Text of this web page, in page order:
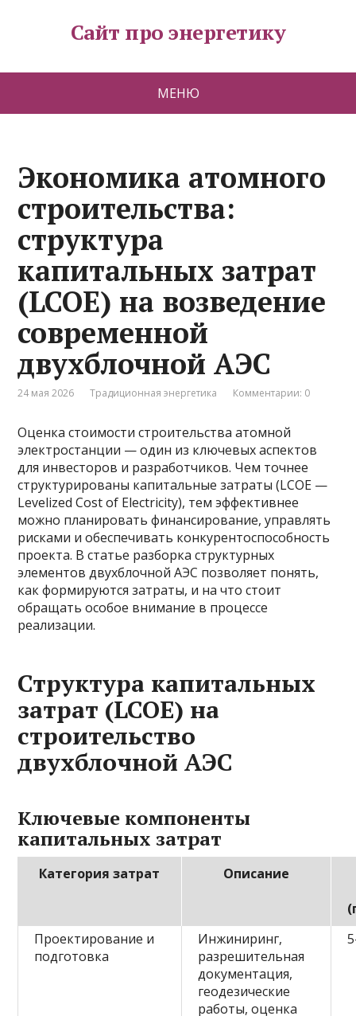
Сайт про энергетику
МЕНЮ
Экономика атомного
строительства:
структура
капитальных затрат
(LCOE) на возведение
современной
двухблочной АЭС
24 мая 2026 Традиционная энергетика Комментарии: 0
Оценка стоимости строительства атомной
электростанции — один из ключевых аспектов
для инвесторов и разработчиков. Чем точнее
структурированы капитальные затраты (LCOE —
Levelized Cost of Electricity), тем эффективнее
можно планировать финансирование, управлять
рисками и обеспечивать конкурентоспособность
проекта. В статье разборка структурных
элементов двухблочной АЭС позволяет понять,
как формируются затраты, и на что стоит
обращать особое внимание в процессе
реализации.
Структура капитальных
затрат (LCOE) на
строительство
двухблочной АЭС
Ключевые компоненты
капитальных затрат
Категория затрат
Описание
Проектирование и
подготовка
Инжиниринг,
разрешительная
документация,
геодезические
работы, оценка